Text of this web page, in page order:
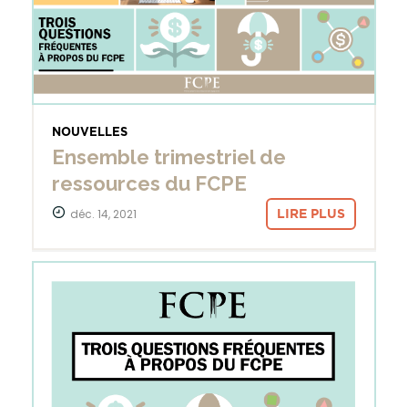
NOUVELLES
Ensemble trimestriel de
ressources du FCPE
déc. 14, 2021 LIRE PLUS